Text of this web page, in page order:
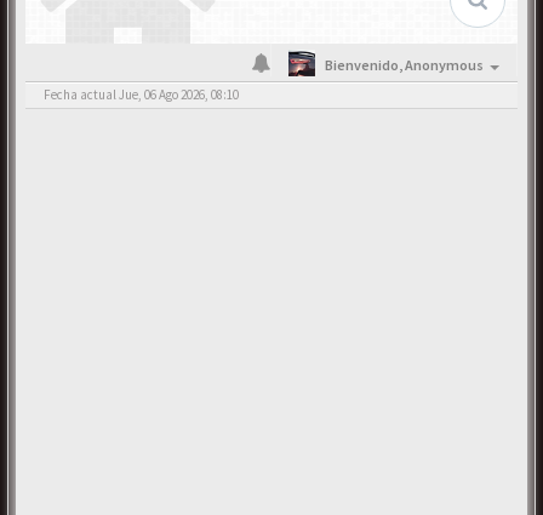
Bienvenido,Anonymous
Fecha actual Jue, 06 Ago 2026, 08:10